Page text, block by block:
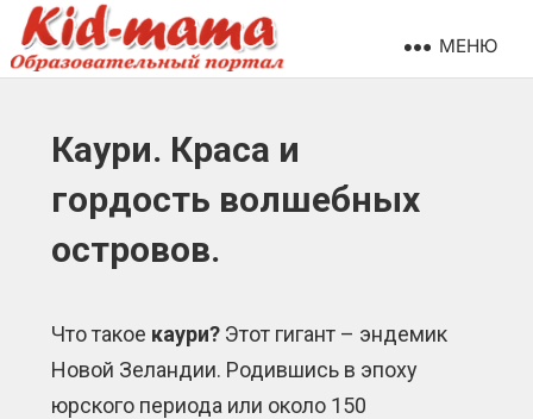
МЕНЮ
Каури. Краса и
гордость волшебных
островов.
Что такое каури? Этот гигант – эндемик
Новой Зеландии. Родившись в эпоху
юрского периода или около 150